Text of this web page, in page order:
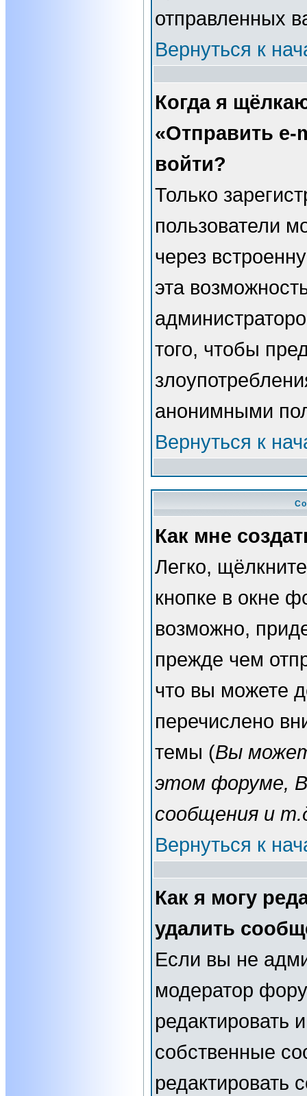
отправленных
Вернуться к
Когда я
«Отправить e-
войти?
Только
пользователи
через
эта
того, чтобы
анонимными
Вернуться к
Как мне
Легко,
кнопке в окне
возможно,
прежде чем
что вы можете
перечислено
темы (Вы
этом форуме,
сообщения и
Вернуться к
Как я могу
удалить
Если вы не
модератор
редактировать
собственные
редактировать